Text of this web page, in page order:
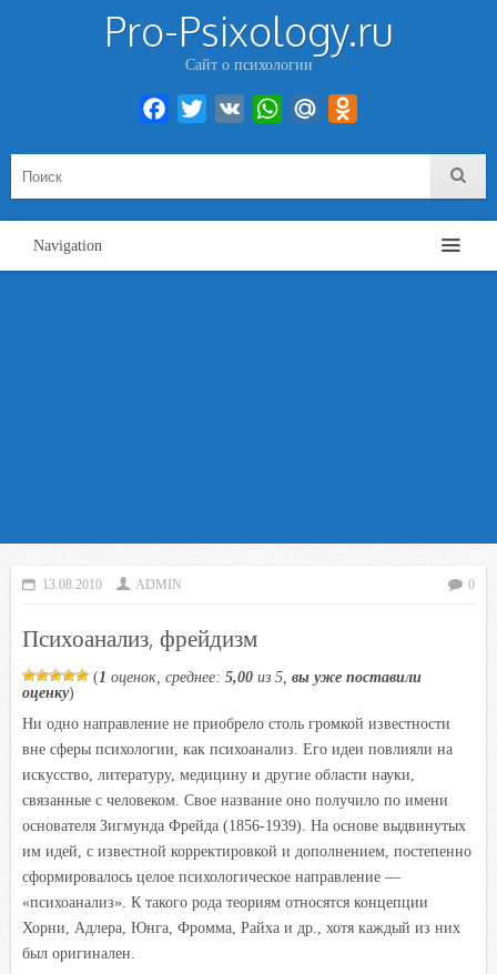
Pro-Psixology.ru
Сайт о психологии
Facebook
Twitter VK WhatsAppMail.Ru
Navigation
13.08.2010 ADMIN 0
Психоанализ, фрейдизм
(1 оценок, среднее: 5,00 из 5, вы уже поставили
оценку)
Ни одно направление не приобрело столь громкой известности
вне сферы психологии, как психоанализ. Его идеи повлияли на
искусство, литературу, медицину и другие области науки,
связанные с человеком. Свое название оно получило по имени
основателя Зигмунда Фрейда (1856-1939). На основе выдвинутых
им идей, с известной корректировкой и дополнением, постепенно
сформировалось целое психологическое направление —
«психоанализ». К такого рода теориям относятся концепции
Хорни, Адлера, Юнга, Фромма, Райха и др., хотя каждый из них
был оригинален.